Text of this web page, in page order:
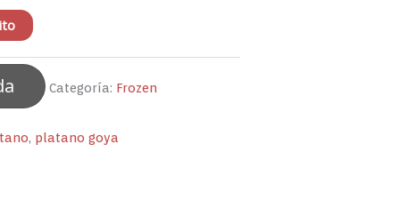
Categoría: Frozen
, platano goya